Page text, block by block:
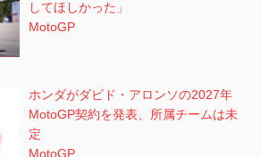
してほしかった」
MotoGP
ホンダがダビド・アロンソの2027年
MotoGP契約を発表、所属チームは未
定
MotoGP